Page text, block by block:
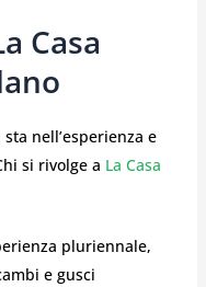
Casa
nell’esperienza e
si rivolge a La Casa
pluriennale,
e gusci